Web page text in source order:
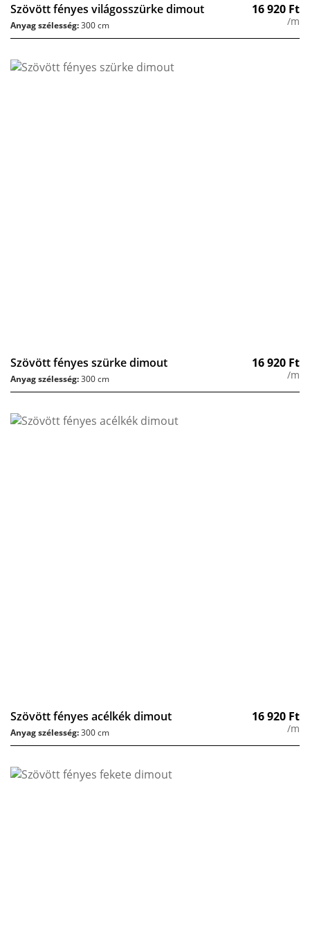
Szövött fényes világosszürke dimout 16 920 Ft
/m
Anyag szélesség:300 cm
Szövött fényes szürke dimout 16 920 Ft
/m
Anyag szélesség:300 cm
Szövött fényes acélkék dimout 16 920 Ft
/m
Anyag szélesség:300 cm